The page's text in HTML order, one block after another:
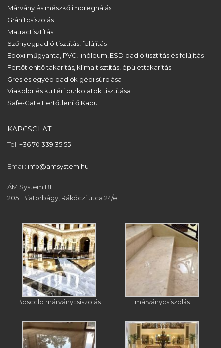
Márvány és mészkő impregnálás
Gránitcsiszolás
Matractisztítás
Szőnyegpadló tisztítás, felújítás
Epoxi műgyanta, PVC, linóleum, ESD padló tisztítás és felújítás
Fertőtlenítő takarítás, klíma tisztítás, épülettakarítás
Gres és egyéb padlók gépi súrolása
Viakolor és kültéri burkolatok tisztítása
Safe-Gate Fertőtlenítő Kapu
KAPCSOLAT
Tel: +36 70 339 35 55
Email: info@amsystem.hu
ÁM System Bt.
2051 Biatorbágy, Rákóczi utca 24/e
Boscolo márványcsiszolás márványcsiszolás